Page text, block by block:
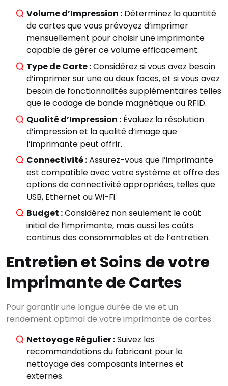
Volume d’Impression : Déterminez la quantité
de cartes que vous prévoyez d’imprimer
mensuellement pour choisir une imprimante
capable de gérer ce volume efficacement.
Type de Carte :Considérez si vous avez besoin
d’imprimer sur une ou deux faces, et si vous avez
besoin de fonctionnalités supplémentaires telles
que le codage de bande magnétique ou RFID.
Qualité d’Impression : Évaluez la résolution
d’impression et la qualité d’image que
l’imprimante peut offrir.
Connectivité :Assurez-vous que l’imprimante
est compatible avec votre système et offre des
options de connectivité appropriées, telles que
USB, Ethernet ou Wi-Fi.
Budget :Considérez non seulement le coût
initial de l’imprimante, mais aussi les coûts
continus des consommables et de l’entretien.
Entretien et Soins de votre
Imprimante de Cartes
Pour garantir une longue durée de vie et un
rendement optimal de votre imprimante de cartes :
Nettoyage Régulier :Suivez les
recommandations du fabricant pour le
nettoyage des composants internes et
externes.